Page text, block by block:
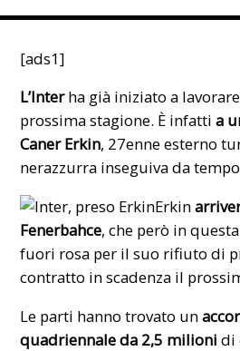
[ads1]
L’Interha già iniziato a
prossima stagione. È infatti a
Caner Erkin, 27enne esterno
nerazzurra inseguiva da
Erkin
Fenerbahce, che però in
fuori rosa per il suo rifiuto di
contratto in scadenza il
Le parti hanno trovato un
quadriennale da 2,5 milioni di